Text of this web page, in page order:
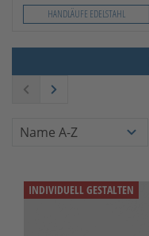
HANDLÄUFE EDELSTAHL
INDIVIDUELL GESTALTEN